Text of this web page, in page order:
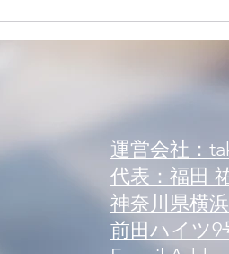
運営会社：
代表：福田
神奈川県横
前田ハイツ9